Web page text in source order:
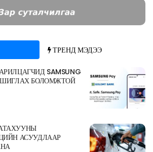
ТРЕНД МЭДЭЭ
SAMSUNG
БОЛОМЖТОЙ
АСУУДЛААР